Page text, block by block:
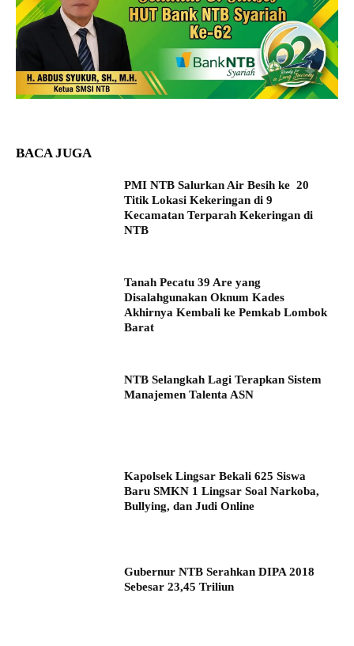
BACA JUGA
PMI NTB Salurkan Air Besih ke 20
Titik Lokasi Kekeringan di 9
Kecamatan Terparah Kekeringan di
NTB
Tanah Pecatu 39 Are yang
Disalahgunakan Oknum Kades
Akhirnya Kembali ke Pemkab Lombok
Barat
NTB Selangkah Lagi Terapkan Sistem
Manajemen Talenta ASN
Kapolsek Lingsar Bekali 625 Siswa
Baru SMKN 1 Lingsar Soal Narkoba,
Bullying, dan Judi Online
Gubernur NTB Serahkan DIPA 2018
Sebesar 23,45 Triliun